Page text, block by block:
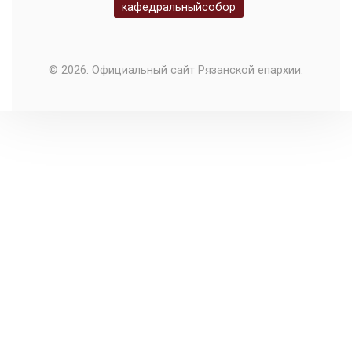
кафедральныйсобор
© 2026. Официальный сайт Рязанской епархии.